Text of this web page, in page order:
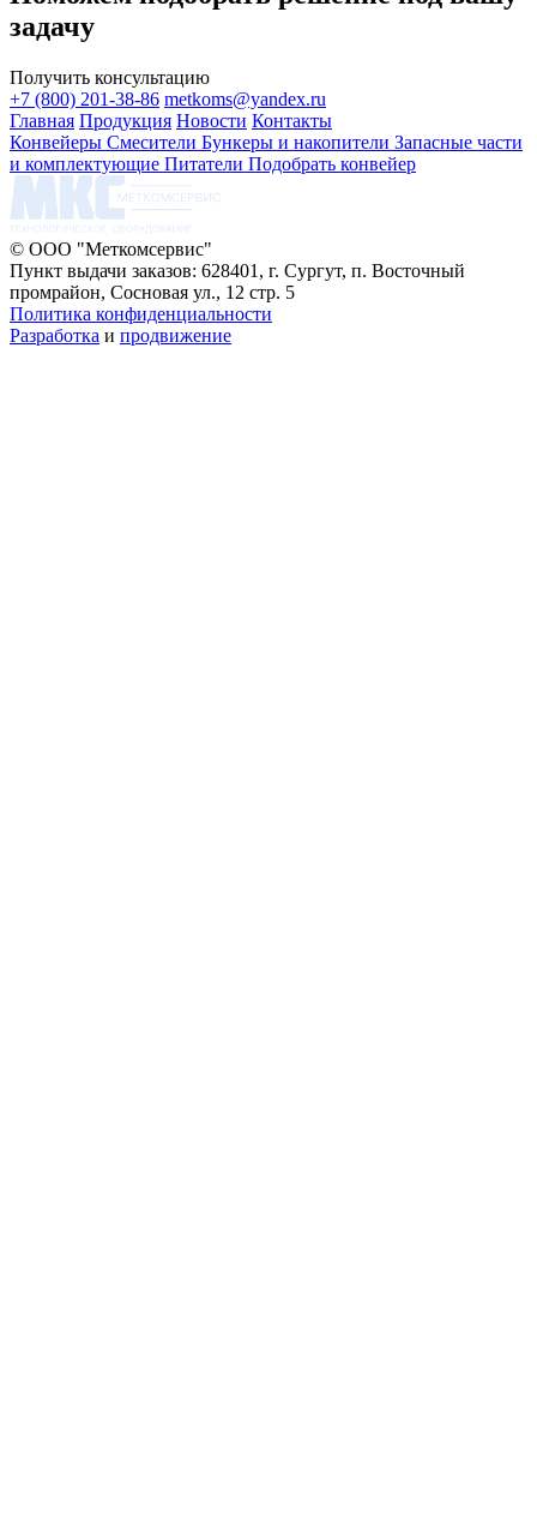
задачу
Получить консультацию
+7 (800) 201-38-86 metkoms@yandex.ru
Главная Продукция Новости Контакты
Конвейеры Смесители Бункеры и накопители Запасные части
и комплектующие Питатели Подобрать конвейер
© ООО "Меткомсервис"
Пункт выдачи заказов: 628401, г. Сургут, п. Восточный
промрайон, Сосновая ул., 12 стр. 5
Политика конфиденциальности
Разработка и продвижение